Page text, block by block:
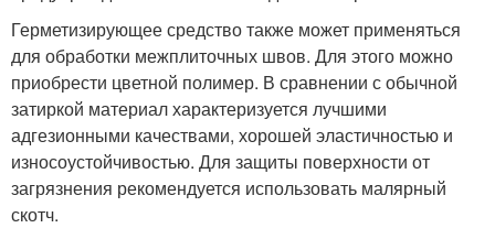
Герметизирующее средство также может применяться
для обработки межплиточных швов. Для этого можно
приобрести цветной полимер. В сравнении с обычной
затиркой материал характеризуется лучшими
адгезионными качествами, хорошей эластичностью и
износоустойчивостью. Для защиты поверхности от
загрязнения рекомендуется использовать малярный
скотч.